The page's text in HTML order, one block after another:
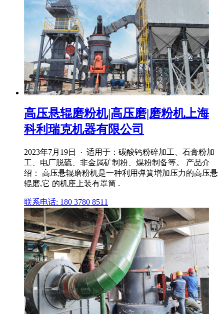
高压悬辊磨粉机|高压磨|磨粉机上海
科利瑞克机器有限公司
2023年7月19日 · 适用于：碳酸钙粉碎加工、石膏粉加
工、电厂脱硫、非金属矿制粉、煤粉制备等。 产品介
绍： 高压悬辊磨粉机是一种利用弹簧增加压力的高压悬
辊磨,它 的机座上装有罩筒 .
联系电话: 180 3780 8511